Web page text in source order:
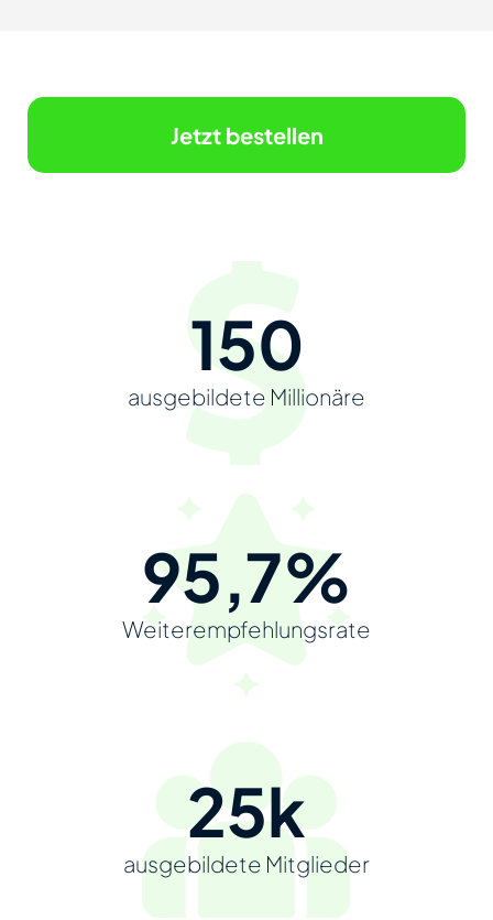
Jetzt bestellen
150
ausgebildete Millionäre
95,7%
Weiterempfehlungs­rate
25k
ausgebildete Mitglieder